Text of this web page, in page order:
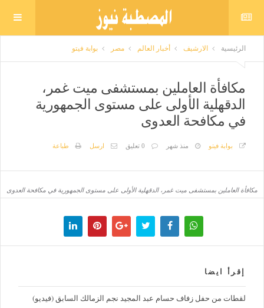
الرئيسية الارشيف أخبار العالم مصر بوابة فيتو
مكافأة العاملين بمستشفى ميت غمر،
الدقهلية الأولى على مستوى الجمهورية
في مكافحة العدوى
بوابة فيتو منذ شهر 0 تعليق ارسل طباعة
مكافأة العاملين بمستشفى ميت غمر، الدقهلية الأولى على مستوى الجمهورية في مكافحة العدوى
إقرأ ايضا
لقطات من حفل زفاف حسام عبد المجيد نجم الزمالك السابق (فيديو)